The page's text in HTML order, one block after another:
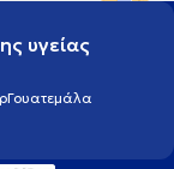
υγείας
Γουατεμάλα